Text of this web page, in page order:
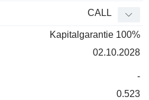
CALL
Kapitalgarantie 100%
02.10.2028
-
0.523